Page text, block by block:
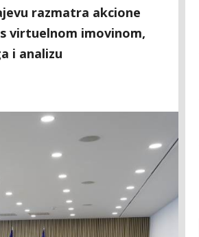
razmatra akcione
virtuelnom imovinom,
i analizu